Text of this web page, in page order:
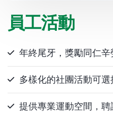
員工活動
年終尾牙，獎勵同仁辛
多樣化的社團活動可選
提供專業運動空間，